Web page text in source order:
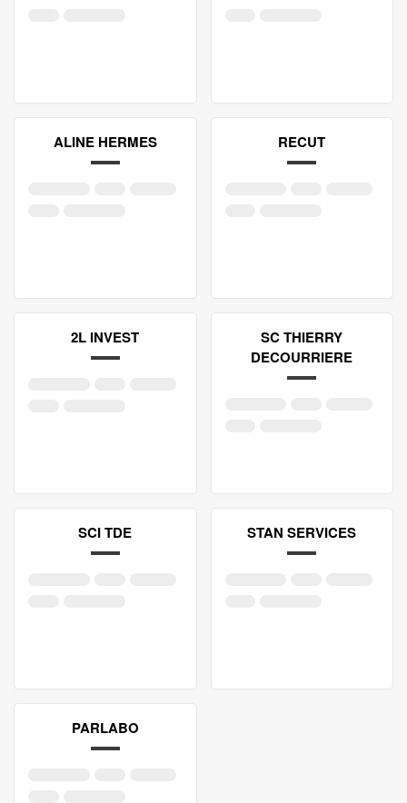
ALINE HERMES RECUT
2L INVEST
SC THIERRY
DECOURRIERE
SCI TDE STAN SERVICES
PARLABO